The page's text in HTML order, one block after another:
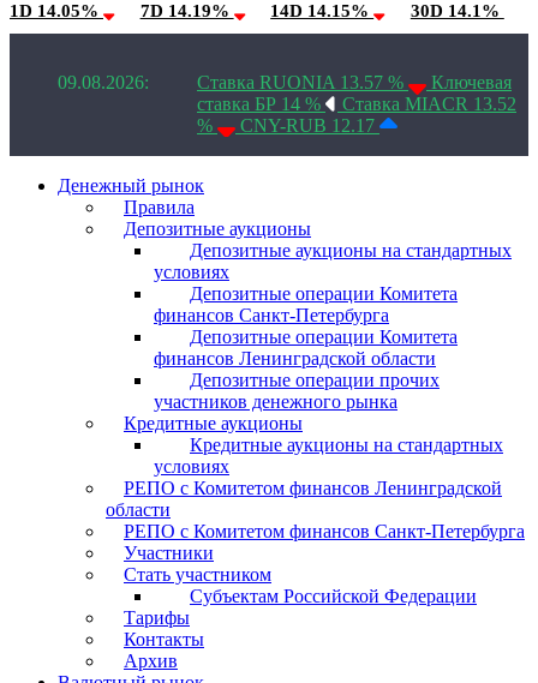
1D 14.05% 7D 14.19% 14D 14.15% 30D 14.1%
09.08.2026: Ставка RUONIA 13.57 %
Ключевая
ставка БР 14 %
Ставка MIACR 13.52
%
CNY-RUB 12.17
Денежный рынок
Правила
Депозитные аукционы
Депозитные аукционы на стандартных
условиях
Депозитные операции Комитета
финансов Санкт-Петербурга
Депозитные операции Комитета
финансов Ленинградской области
Депозитные операции прочих
участников денежного рынка
Кредитные аукционы
Кредитные аукционы на стандартных
условиях
РЕПО с Комитетом финансов Ленинградской
области
РЕПО с Комитетом финансов Санкт-Петербурга
Участники
Стать участником
Субъектам Российской Федерации
Тарифы
Контакты
Архив